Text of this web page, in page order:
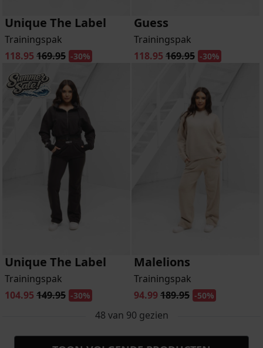
Unique The Label
Trainingspak
118.95 169.95 -30%
Guess
Trainingspak
118.95 169.95 -30%
Unique The Label
Trainingspak
104.95 149.95 -30%
Malelions
Trainingspak
94.99189.95 -50%
48 van 90 gezien